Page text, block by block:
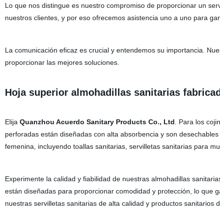
Lo que nos distingue es nuestro compromiso de proporcionar un
nuestros clientes, y por eso ofrecemos asistencia uno a uno para
La comunicación eficaz es crucial y entendemos su importancia.
proporcionar las mejores soluciones.
Hoja superior almohadillas sanitarias
Elija Quanzhou Acuerdo Sanitary Products Co., Ltd . Para los
perforadas están diseñadas con alta absorbencia y son
femenina, incluyendo toallas sanitarias, servilletas sanitarias para
Experimente la calidad y fiabilidad de nuestras almohadillas
están diseñadas para proporcionar comodidad y protección, lo que
nuestras servilletas sanitarias de alta calidad y productos sanitarios